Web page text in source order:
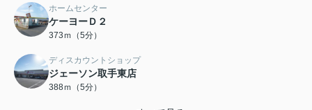
ホームセンター
ケーヨーＤ２
373ｍ（5分）
ディスカウントショップ
ジェーソン取手東店
388ｍ（5分）